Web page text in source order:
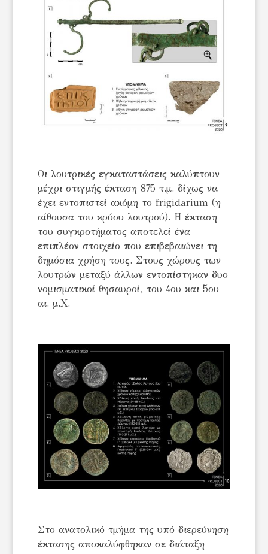
Οι λουτρικές εγκαταστάσεις καλύπτουν
μέχρι στιγμής έκταση 875 τ.μ. δίχως να
έχει εντοπιστεί ακόμη το frigidarium (η
αίθουσα του κρύου λουτρού). Η έκταση
του συγκροτήματος αποτελεί ένα
επιπλέον στοιχείο που επιβεβαιώνει τη
δημόσια χρήση τους. Στους χώρους των
λουτρών μεταξύ άλλων εντοπίστηκαν δυο
νομισματικοί θησαυροί, του 4ου και 5ου
αι. μ.Χ.
Στο ανατολικό τμήμα της υπό διερεύνηση
έκτασης αποκαλύφθηκαν σε διάταξη